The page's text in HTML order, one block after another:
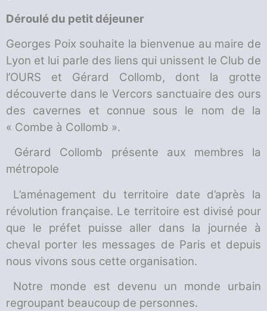
Déroulé du petit déjeuner
Georges Poix souhaite la bienvenue au maire de
Lyon et lui parle des liens qui unissent le Club de
l’OURS et Gérard Collomb, dont la grotte
découverte dans le Vercors sanctuaire des ours
des cavernes et connue sous le nom de la
« Combe à Collomb ».
Gérard Collomb présente aux membres la
métropole
L’aménagement du territoire date d’après la
révolution française. Le territoire est divisé pour
que le préfet puisse aller dans la journée à
cheval porter les messages de Paris et depuis
nous vivons sous cette organisation.
Notre monde est devenu un monde urbain
regroupant beaucoup de personnes.